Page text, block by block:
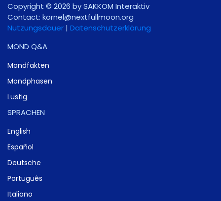
Copyright © 2026 by SAKKOM Interaktiv
Contact: gro.noomlluftxen@lenrok
Nutzungsdauer | Datenschutzerklärung
MOND Q&A
Mondfakten
Mondphasen
Lustig
SPRACHEN
English
Español
Deutsche
Português
Italiano